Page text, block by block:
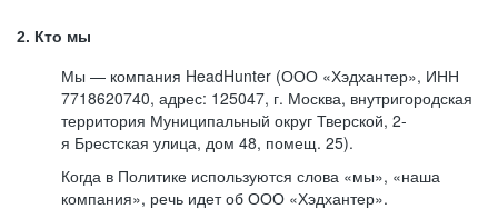
2. Кто мы
Мы — компания HeadHunter (ООО «Хэдхантер», ИНН
7718620740, адрес: 125047, г. Москва, внутригородская
территория Муниципальный округ Тверской, 2-
я Брестская улица, дом 48, помещ. 25).
Когда в Политике используются слова «мы», «наша
компания», речь идет об ООО «Хэдхантер».